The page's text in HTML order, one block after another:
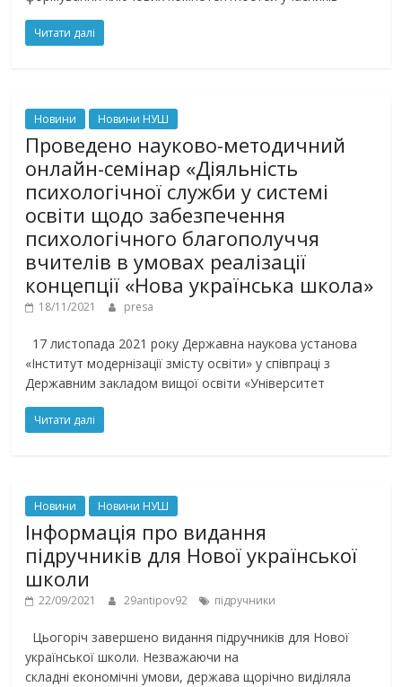
Читати далі
Новини Новини НУШ
Проведено науково-методичний
онлайн-семінар «Діяльність
психологічної служби у системі
освіти щодо забезпечення
психологічного благополуччя
вчителів в умовах реалізації
концепції «Нова українська школа»
18/11/2021 presa
17 листопада 2021 року Державна наукова установа
«Інститут модернізації змісту освіти» у співпраці з
Державним закладом вищої освіти «Університет
Читати далі
Новини Новини НУШ
Інформація про видання
підручників для Нової української
школи
22/09/2021 29antipov92 підручники
Цьогоріч завершено видання підручників для Нової
української школи. Незважаючи на
складні економічні умови, держава щорічно виділяла